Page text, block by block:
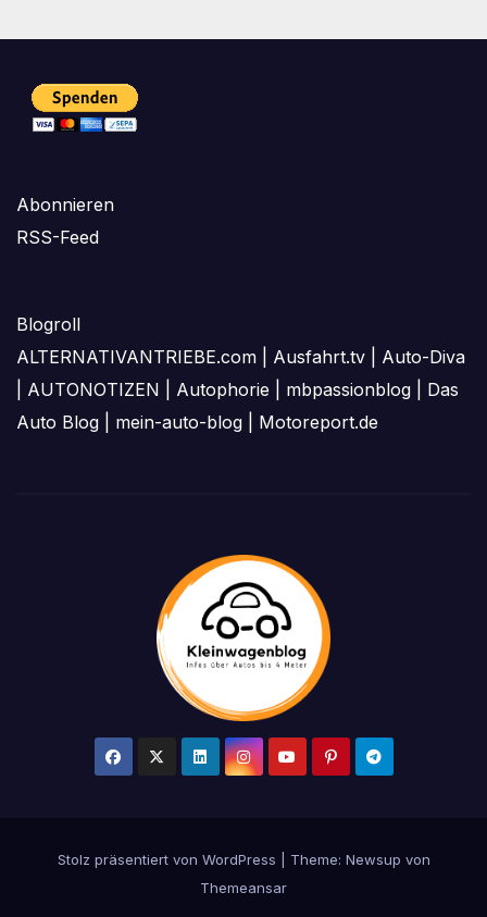
Abonnieren
RSS-Feed
Blogroll
ALTERNATIVANTRIEBE.com
Ausfahrt.tv
Auto-Diva
AUTONOTIZEN Autophorie mbpassionblog
Das
Auto Blog
mein-auto-blog Motoreport.de
Stolz präsentiert von WordPress
Theme: Newsup von
Themeansar